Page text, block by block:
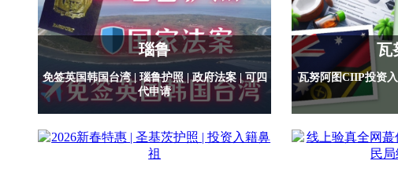
瑙鲁
免签英国韩国台湾 | 瑙鲁护照 | 政府法案 | 可四
代申请
瓦
瓦努阿图CIIP投资